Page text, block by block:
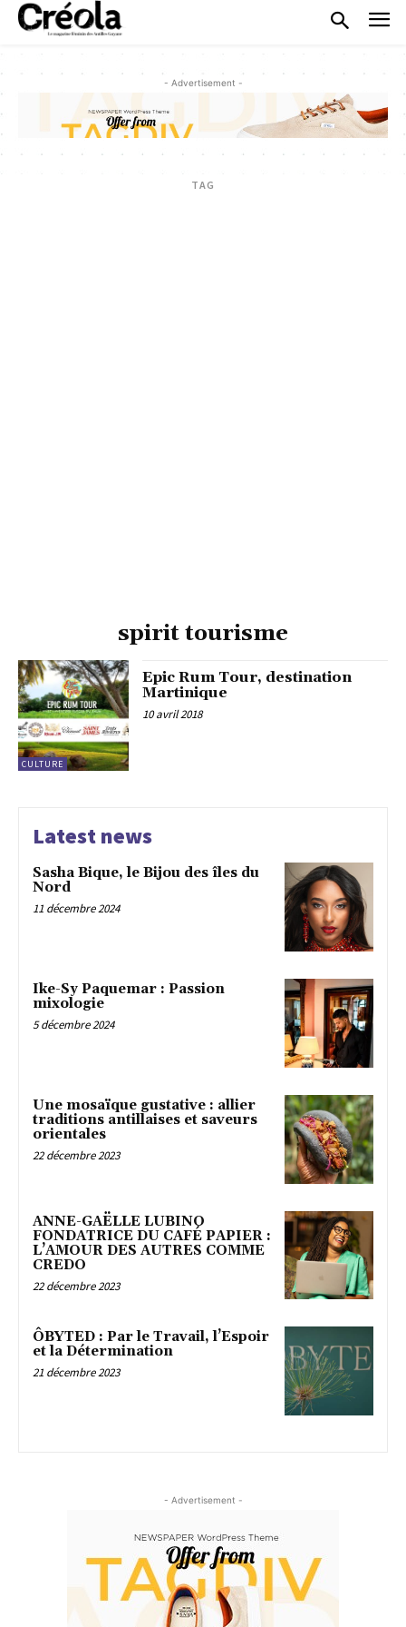
- Advertisement -
TAG
spirit tourisme
CULTURE
Epic Rum Tour, destination
Martinique
10 avril 2018
Latest news
Sasha Bique, le Bijou des îles du
Nord
11 décembre 2024
Ike-Sy Paquemar : Passion
mixologie
5 décembre 2024
Une mosaïque gustative : allier
traditions antillaises et saveurs
orientales
22 décembre 2023
ANNE-GAËLLE LUBINO
FONDATRICE DU CAFÉ PAPIER :
L’AMOUR DES AUTRES COMME
CREDO
22 décembre 2023
ÔBYTED : Par le Travail, l’Espoir
et la Détermination
21 décembre 2023
- Advertisement -